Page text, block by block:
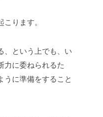
ります。
、という上でも、い
力に委ねられるた
うに準備をすること